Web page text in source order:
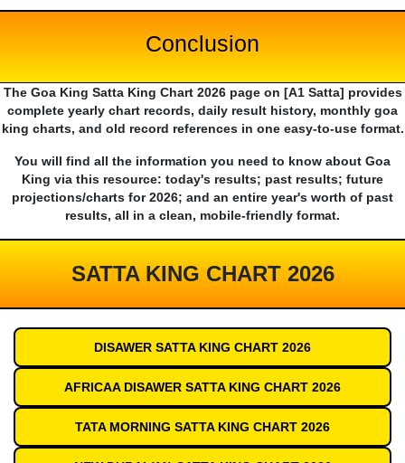
Conclusion
The Goa King Satta King Chart 2026 page on [A1 Satta] provides
complete yearly chart records, daily result history, monthly goa
king charts, and old record references in one easy-to-use format.
You will find all the information you need to know about Goa
King via this resource: today's results; past results; future
projections/charts for 2026; and an entire year's worth of past
results, all in a clean, mobile-friendly format.
SATTA KING CHART 2026
DISAWER SATTA KING CHART 2026
AFRICAA DISAWER SATTA KING CHART 2026
TATA MORNING SATTA KING CHART 2026